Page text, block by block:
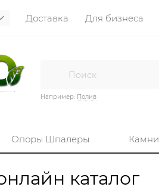
Доставка Для бизнеса
Например: Полив
Опоры Шпалеры Камни
каталог